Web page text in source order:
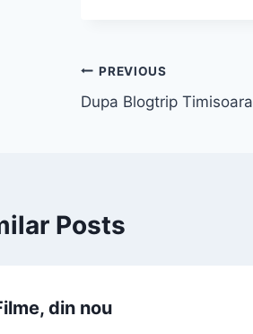
Post
navigation
PREVIOUS
Dupa Blogtrip Timisoara
Posts
din nou